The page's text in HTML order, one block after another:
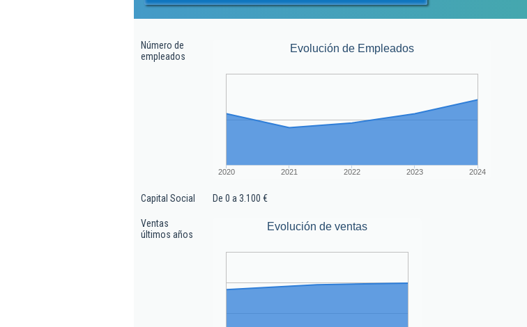
Número de
empleados
Evolución de Empleados
2020 2021 2022 2023 2024
Capital Social De 0 a 3.100 €
Ventas
últimos años
Evolución de ventas